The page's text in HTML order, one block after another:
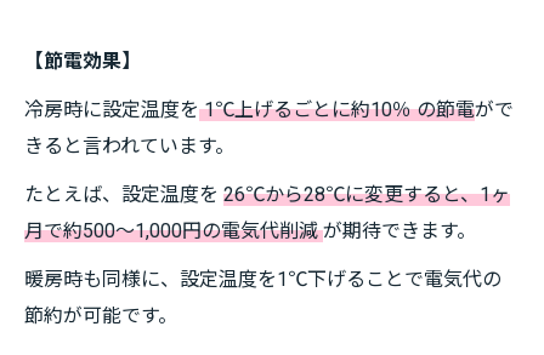
【節電効果】
冷房時に設定温度を1℃上げるごとに約10％ の節電がで
きると言われています。
たとえば、設定温度を 26℃から28℃に変更すると、1ヶ
月で約500～1,000円の電気代削減が期待できます。
暖房時も同様に、設定温度を1℃下げることで電気代の
節約が可能です。